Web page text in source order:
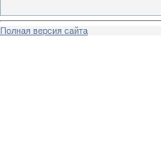
Полная версия сайта